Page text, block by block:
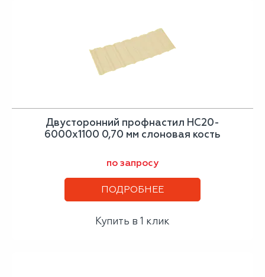
Двусторонний профнастил НС20-
6000х1100 0,70 мм слоновая кость
по запросу
ПОДРОБНЕЕ
Купить в 1 клик